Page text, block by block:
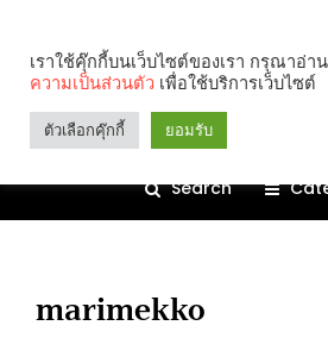
Search
marimekko
เราใช้คุ๊กกี้บนเว็บไซต์ของเรา กรุณาอ่า
ความเป็นส่วนตัว เพื่อใช้บริการเว็บไซต์
ตัวเลือกคุ๊กกี้ ยอมรับ